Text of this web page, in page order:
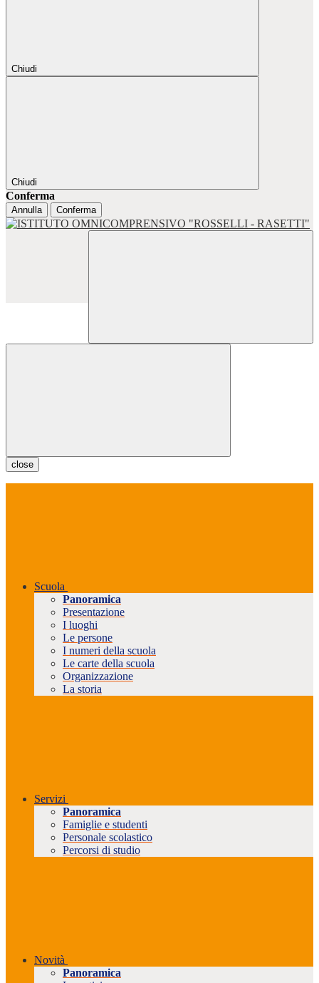
Chiudi
Chiudi
Conferma
Annulla Conferma
close
Scuola
Panoramica
Presentazione
I luoghi
Le persone
I numeri della scuola
Le carte della scuola
Organizzazione
La storia
Servizi
Panoramica
Famiglie e studenti
Personale scolastico
Percorsi di studio
Novità
Panoramica